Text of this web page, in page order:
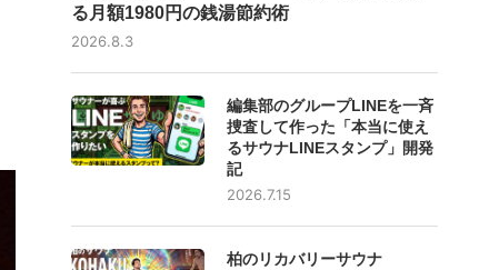
る月額1980円の銭湯節約術
2026.8.3
編集部のグループLINEを一斉
捜査して作った「本当に使え
るサウナLINEスタンプ」開発
記
2026.7.15
柏のリカバリーサウナ